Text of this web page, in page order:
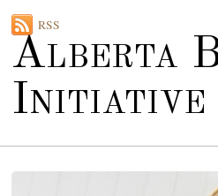
Alberta
Initiative
RSS